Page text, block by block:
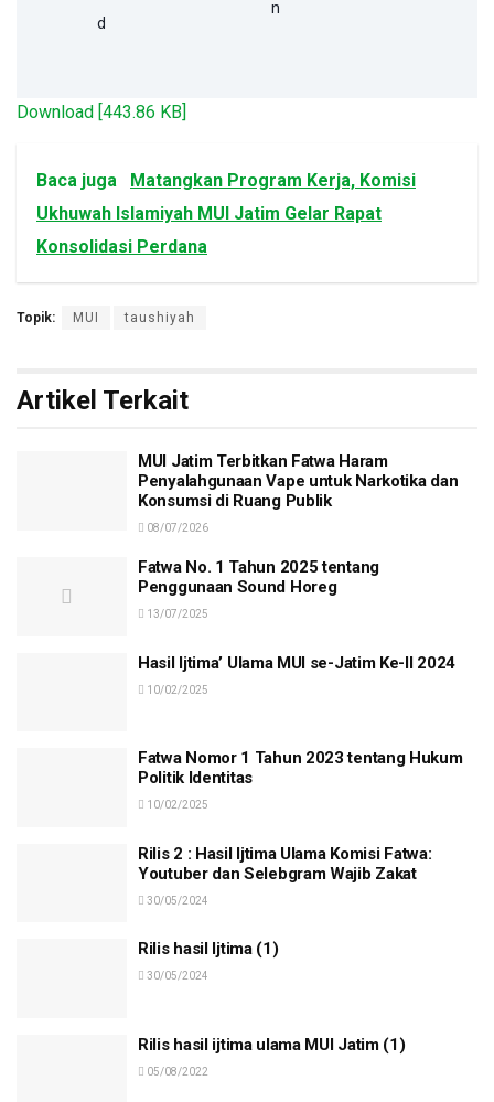
Download [443.86 KB]
Baca juga
Matangkan Program Kerja, Komisi
Ukhuwah Islamiyah MUI Jatim Gelar Rapat
Konsolidasi Perdana
Topik: MUI taushiyah
Artikel Terkait
MUI Jatim Terbitkan Fatwa Haram
Penyalahgunaan Vape untuk Narkotika dan
Konsumsi di Ruang Publik
08/07/2026
Fatwa No. 1 Tahun 2025 tentang
Penggunaan Sound Horeg
13/07/2025
Hasil Ijtima’ Ulama MUI se-Jatim Ke-II 2024
10/02/2025
Fatwa Nomor 1 Tahun 2023 tentang Hukum
Politik Identitas
10/02/2025
Rilis 2 : Hasil Ijtima Ulama Komisi Fatwa:
Youtuber dan Selebgram Wajib Zakat
30/05/2024
Rilis hasil Ijtima (1)
30/05/2024
Rilis hasil ijtima ulama MUI Jatim (1)
05/08/2022